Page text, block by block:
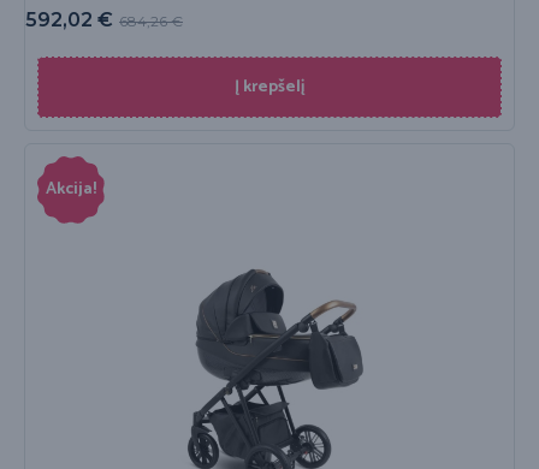
684,26€
592,02 €
Į krepšelį
Akcija!